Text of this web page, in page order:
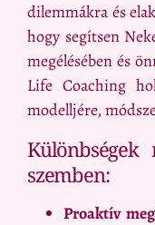
dilemmákra és
hogy segítsen
megélésében és
Life Coaching
modelljére,
Különbségek
szemben:
Proaktív